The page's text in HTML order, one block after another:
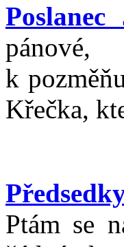
k
Křečka,
Ptám se